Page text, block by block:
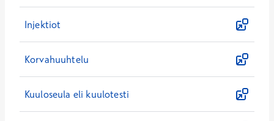
Injektiot
Korvahuuhtelu
Kuuloseula eli kuulotesti